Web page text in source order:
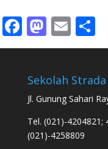
Facebook
Email
Sekolah Strada
Jl. Gunung Sahari
Tel. (021)-4204821;
(021)-4258809